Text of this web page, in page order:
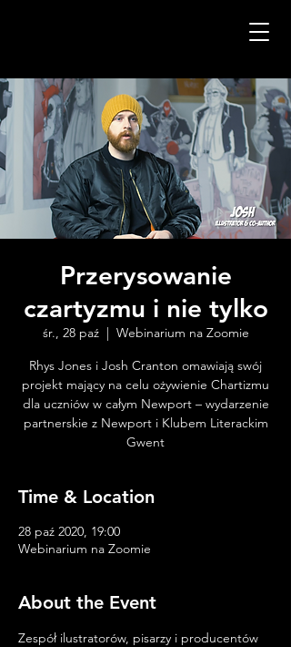
Przerysowanie
czartyzmu i nie tylko
śr., 28 paź
  |
Webinarium na Zoomie
Rhys Jones i Josh Cranton omawiają swój
projekt mający na celu ożywienie Chartizmu
dla uczniów w całym Newport – wydarzenie
partnerskie z Newport i Klubem Literackim
Gwent
Time & Location
28 paź 2020, 19:00
Webinarium na Zoomie
About the Event
Zespół ilustratorów, pisarzy i producentów